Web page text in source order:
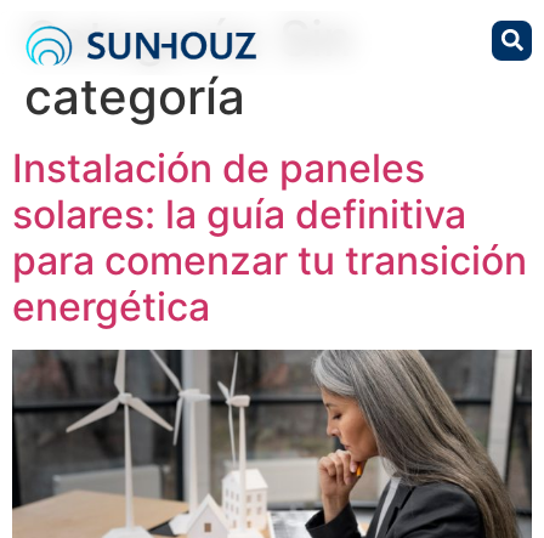
Categoría:
categoría
Instalación de paneles
solares: la guía definitiva
para comenzar tu transición
energética